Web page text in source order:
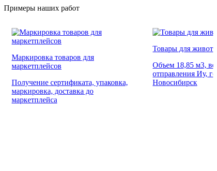
Примеры наших работ
Маркировка товаров для
маркетплейсов
Получение сертификата, упаковка,
маркировка, доставка до
маркетплейса
Товары для
Объем 18,85 м3,
отправления Иу,
Новосибирск